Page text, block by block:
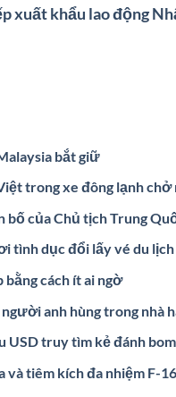
xuất khẩu lao động
bắt giữ
trong xe đông lạnh
bố của Chủ tịch Trung
tình dục đổi lấy vé du lịch
bằng cách ít ai ngờ
anh hùng trong nhà
truy tìm kẻ đánh
và tiêm kích đa nhiệm F-16